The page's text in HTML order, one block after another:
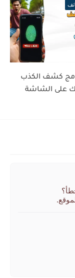
كشف الكذب
على الشاشة